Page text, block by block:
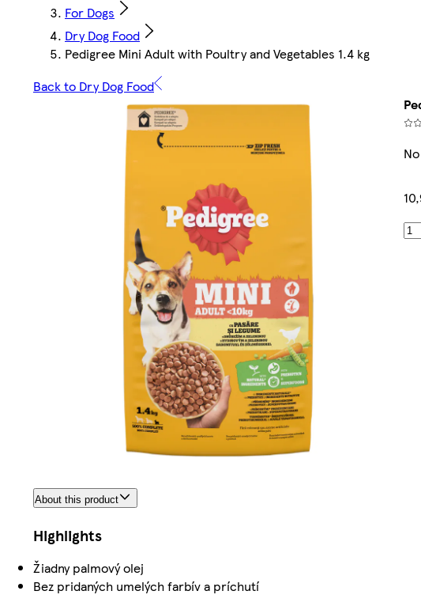
For Dogs
Dry Dog Food
Pedigree Mini Adult with Poultry and Vegetables 1.4 kg
Back to Dry Dog Food
About this product
Highlights
Žiadny palmový olej
Bez pridaných umelých farbív a príchutí